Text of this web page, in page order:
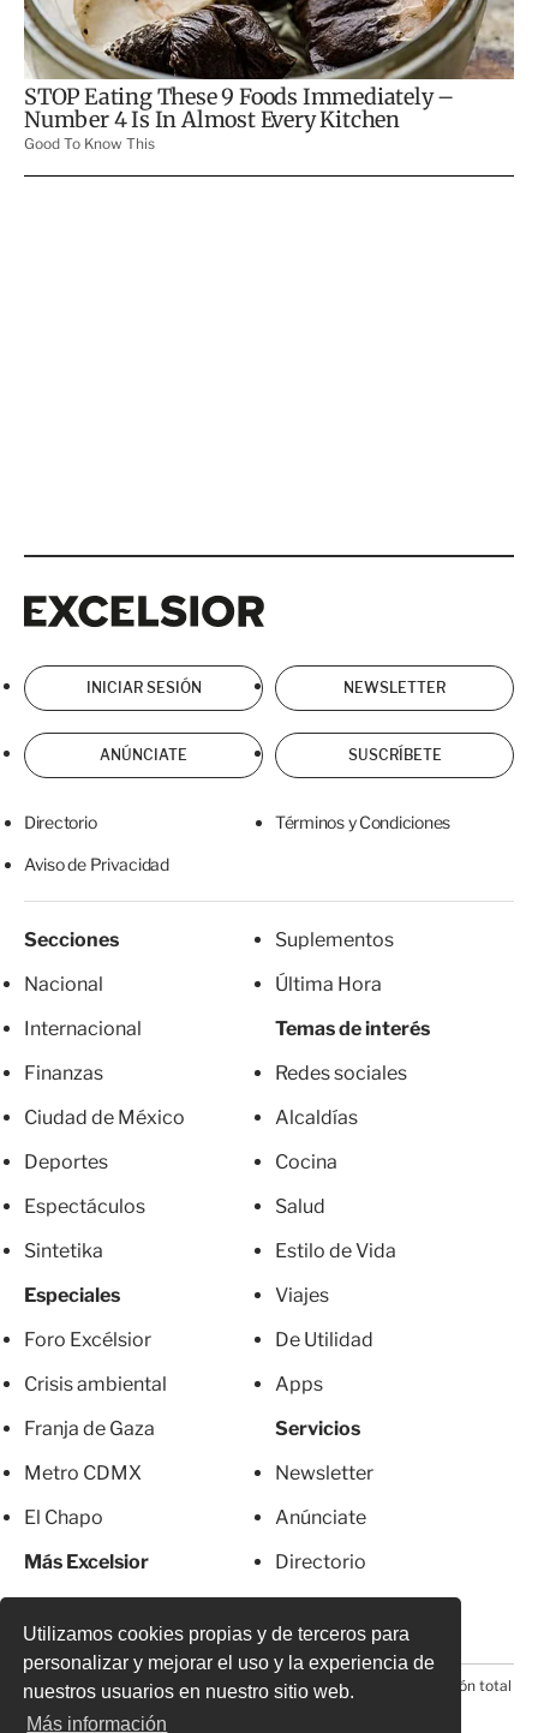
Utilizamos cookies propias y de terceros para
personalizar y mejorar el uso y la experiencia de
nuestros usuarios en nuestro sitio web.
Más información
INICIAR SESIÓN NEWSLETTER
ANÚNCIATE SUSCRÍBETE
Directorio Términos y Condiciones
Aviso de Privacidad
Secciones
Nacional
Internacional
Finanzas
Ciudad de México
Deportes
Espectáculos
Sintetika
Especiales
Foro Excélsior
Crisis ambiental
Franja de Gaza
Metro CDMX
El Chapo
Más Excelsior
Suplementos
Última Hora
Temas de interés
Redes sociales
Alcaldías
Cocina
Salud
Estilo de Vida
Viajes
De Utilidad
Apps
Servicios
Newsletter
Anúnciate
Directorio
© 2026 Todos los derechos reservados. Prohibida la reproducción total
o parcial, incluyendo cualquier medio electrónico*